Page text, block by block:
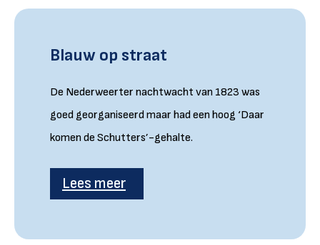
Blauw op straat
De Nederweerter nachtwacht van 1823 was
goed georganiseerd maar had een hoog ‘Daar
komen de Schutters’-gehalte.
Lees meer